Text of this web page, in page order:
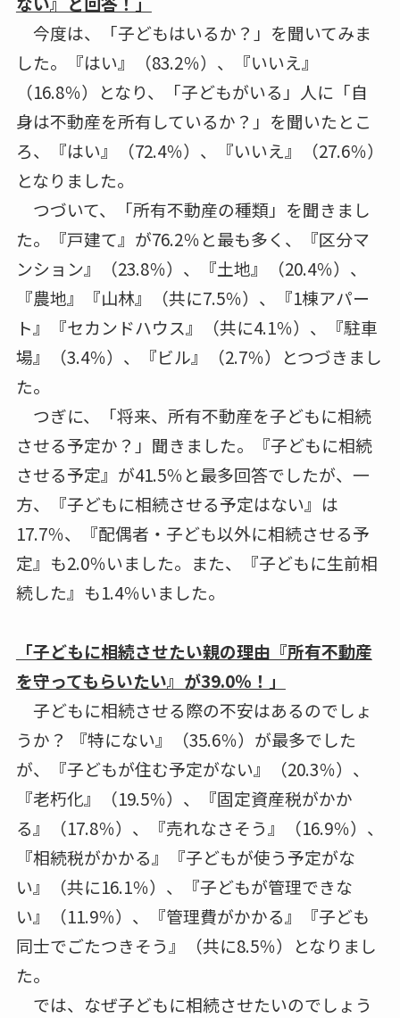
今度は、「子どもはいるか？」を聞いてみま
した。『はい』（83.2％）、『いいえ』
（16.8％）となり、「子どもがいる」人に「自
身は不動産を所有しているか？」を聞いたとこ
ろ、『はい』（72.4％）、『いいえ』（27.6％）
となりました。
つづいて、「所有不動産の種類」を聞きまし
た。『戸建て』が76.2％と最も多く、『区分マ
ンション』（23.8％）、『土地』（20.4％）、
『農地』『山林』（共に7.5％）、『1棟アパー
ト』『セカンドハウス』（共に4.1％）、『駐車
場』（3.4％）、『ビル』（2.7％）とつづきまし
た。
つぎに、「将来、所有不動産を子どもに相続
させる予定か？」聞きました。『子どもに相続
させる予定』が41.5％と最多回答でしたが、一
方、『子どもに相続させる予定はない』は
17.7％、『配偶者・子ども以外に相続させる予
定』も2.0％いました。また、『子どもに生前相
続した』も1.4％いました。
「子どもに相続させたい親の理由『所有不動産
を守ってもらいたい』が39.0％！」
子どもに相続させる際の不安はあるのでしょ
うか？ 『特にない』（35.6％）が最多でした
が、『子どもが住む予定がない』（20.3％）、
『老朽化』（19.5％）、『固定資産税がかか
る』（17.8％）、『売れなさそう』（16.9％）、
『相続税がかかる』『子どもが使う予定がな
い』（共に16.1％）、『子どもが管理できな
い』（11.9％）、『管理費がかかる』『子ども
同士でごたつきそう』（共に8.5％）となりまし
た。
では、なぜ子どもに相続させたいのでしょう